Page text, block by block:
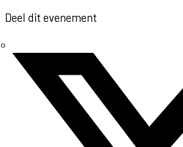
Deel dit evenement